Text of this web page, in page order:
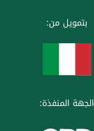
بتمويل من:
الجهة المنفذة: